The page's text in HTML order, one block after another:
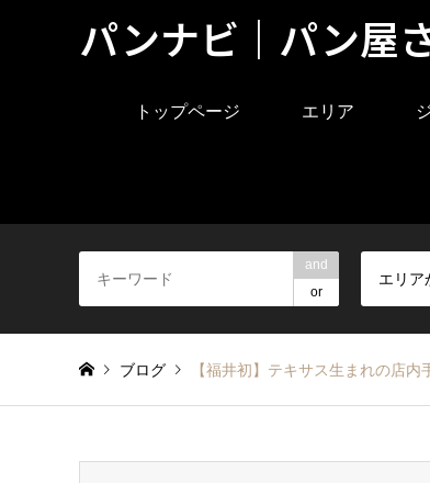
パンナビ｜パン屋
トップページ エリア
and
or
エリア
ブログ 【福井初】テキサス生まれの店